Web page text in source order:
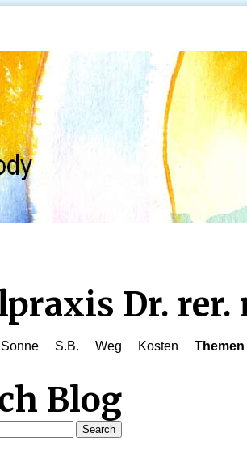
Dr. rer.
Sonne S.B. Weg Kosten Themen
Blog